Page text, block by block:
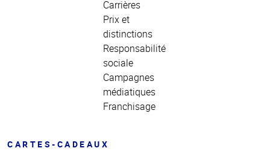
Carrières
Prix et
distinctions
Responsabilité
sociale
Campagnes
médiatiques
Franchisage
CARTES-CADEAUX